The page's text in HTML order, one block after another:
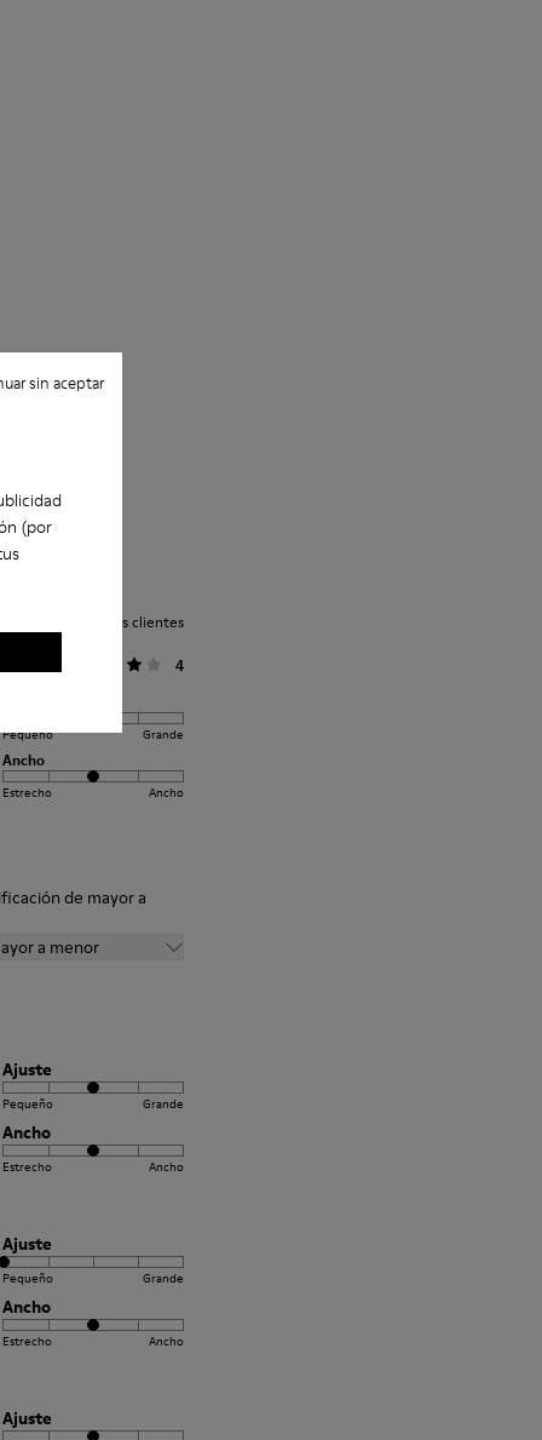
(por
sin aceptar
media de los clientes
4
Pequeño Grande
Ancho
Estrecho Ancho
de mayor a
a menor
Ajuste
Pequeño Grande
Ancho
Estrecho Ancho
Ajuste
Pequeño Grande
Ancho
Estrecho Ancho
Ajuste